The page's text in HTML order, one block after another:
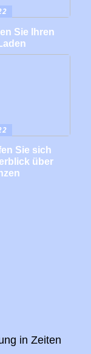
Sie Ihren
Sie sich
über
in Zeiten